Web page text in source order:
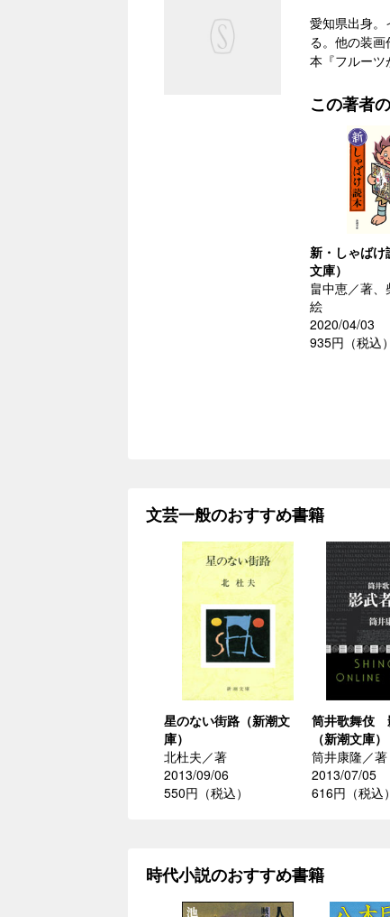
愛知県出身。
る。他の装
本『フルーツ
この著者
新・しゃばけ
文庫）
畠中恵／著、
絵
2020/04/03
935円（税込）
文芸一般のおすすめ書籍
星のない街路（新潮文
庫）
北杜夫／著
2013/09/06
550円（税込）
筒井歌舞伎
（新潮文庫）
筒井康隆／著
2013/07/05
616円（税込）
時代小説のおすすめ書籍